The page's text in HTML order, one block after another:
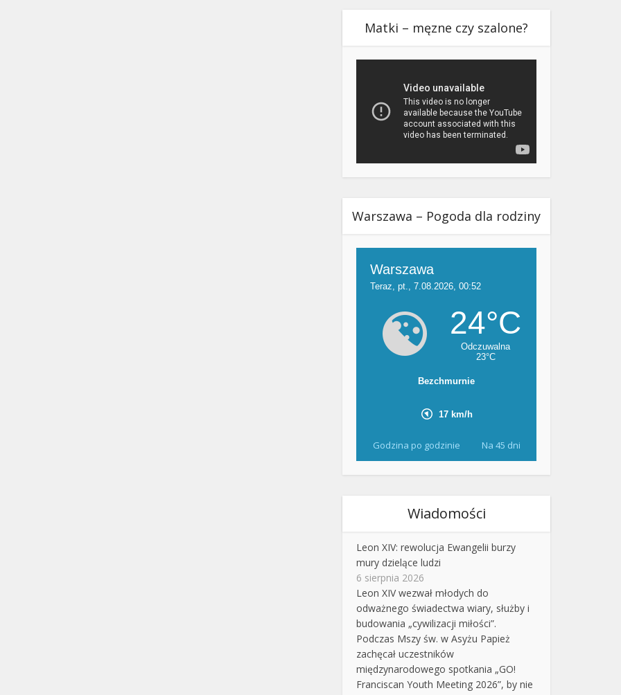
Matki – męzne czy szalone?
Warszawa – Pogoda dla rodziny
Godzina po godzinie Na 45 dni
Wiadomości
Leon XIV: rewolucja Ewangelii burzy
mury dzielące ludzi
6 sierpnia 2026
Leon XIV wezwał młodych do
odważnego świadectwa wiary, służby i
budowania „cywilizacji miłości”.
Podczas Mszy św. w Asyżu Papież
zachęcał uczestników
międzynarodowego spotkania „GO!
Franciscan Youth Meeting 2026”, by nie